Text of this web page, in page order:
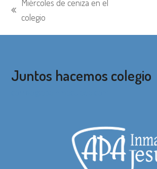
entrada
Miércoles de ceniza en el
colegio
Juntos hacemos colegio